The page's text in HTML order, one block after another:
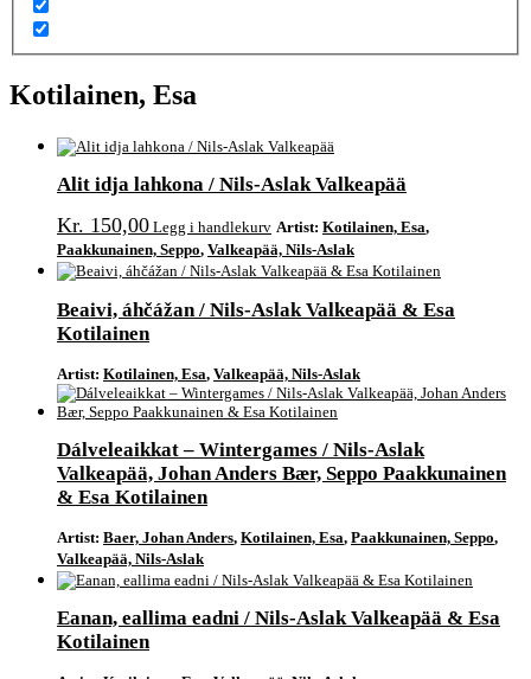
Kotilainen, Esa
Alit idja lahkona / Nils-Aslak Valkeapää
Kr 150,00 Legg i handlekurv Artist: Kotilainen, Esa,
Paakkunainen, Seppo, Valkeapää, Nils-Aslak
Beaivi, áhčážan / Nils-Aslak Valkeapää & Esa
Kotilainen
Artist: Kotilainen, Esa, Valkeapää, Nils-Aslak
Dálveleaikkat – Wintergames / Nils-Aslak
Valkeapää, Johan Anders Bær, Seppo Paakkunainen
& Esa Kotilainen
Artist: Baer, Johan Anders, Kotilainen, Esa, Paakkunainen, Seppo,
Valkeapää, Nils-Aslak
Eanan, eallima eadni / Nils-Aslak Valkeapää & Esa
Kotilainen